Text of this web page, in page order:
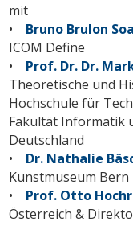
mit
• Bruno Brulon
ICOM Define
• Prof. Dr. Dr.
Theoretische und
Hochschule für
Fakultät Informatik
Deutschland
• Dr. Nathalie
Kunstmuseum Bern
• Prof. Otto
Österreich &